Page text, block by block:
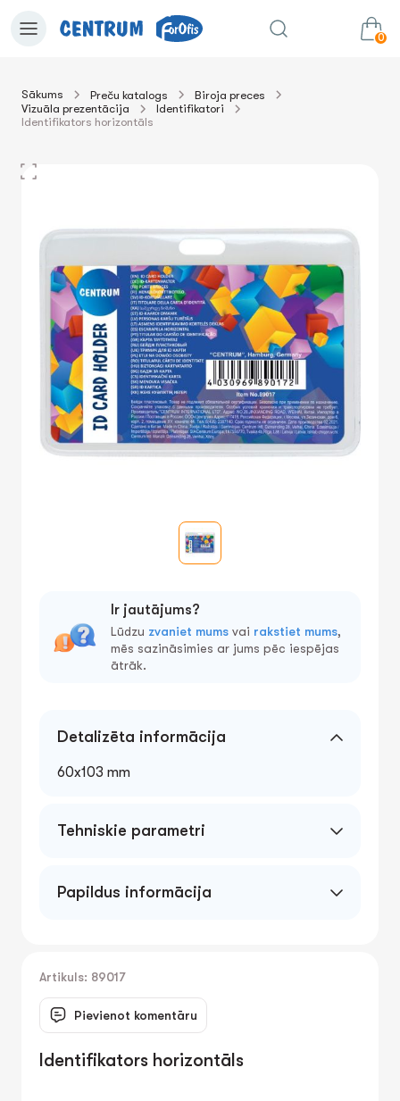
0
uz grozu
Sākums Preču katalogs
Biroja preces
Vizuāla prezentācija
Identifikatori
Identifikators horizontāls
Ir jautājums?
Lūdzu zvaniet mums vai rakstiet mums,
mēs sazināsimies ar jums pēc iespējas
ātrāk.
Detalizēta informācija
60x103 mm
Tehniskie parametri
Papildus informācija
Artikuls: 89017
Pievienot komentāru
Identifikators horizontāls